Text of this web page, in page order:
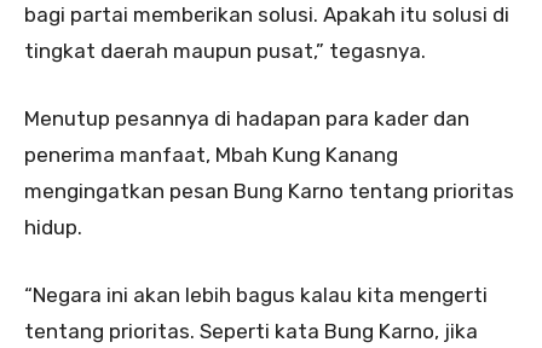
bagi partai memberikan solusi. Apakah itu solusi di
tingkat daerah maupun pusat,” tegasnya.
Menutup pesannya di hadapan para kader dan
penerima manfaat, Mbah Kung Kanang
mengingatkan pesan Bung Karno tentang prioritas
hidup.
“Negara ini akan lebih bagus kalau kita mengerti
tentang prioritas. Seperti kata Bung Karno, jika